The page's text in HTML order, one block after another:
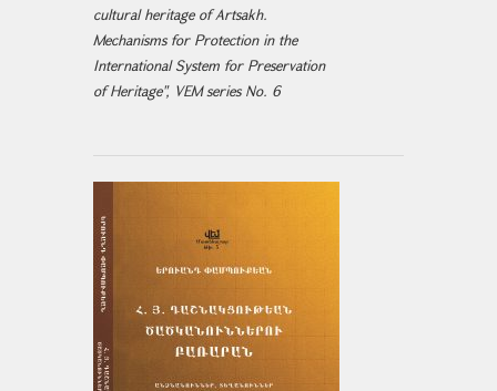
cultural heritage of Artsakh.
Mechanisms for Protection in the
International System for Preservation
of Heritage", VEM series No. 6